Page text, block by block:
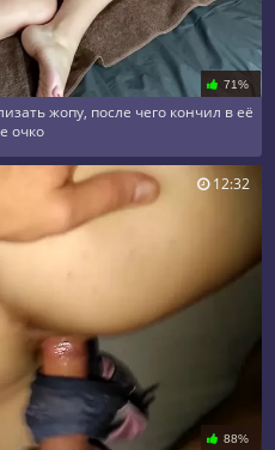
71%
жопу, после чего кончил в её
очко
88%
12:32